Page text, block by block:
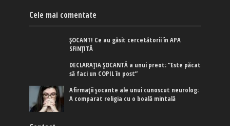
Cele mai comentate
ȘOCANT! Ce au găsit cercetătorii în APA
SFINȚITĂ
DECLARAȚIA ȘOCANTĂ a unui preot: ”Este păcat
să faci un COPIL în post”
Afirmaţii şocante ale unui cunoscut neurolog:
A comparat religia cu o boală mintală